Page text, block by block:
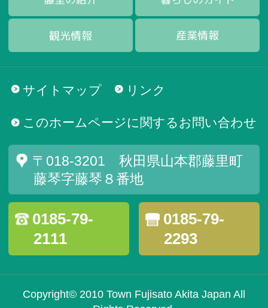
サイトマップ リンク
このホームページに関するお問い合わせ
〒018-3201 秋田県山本郡藤里町
藤琴字藤琴８番地
0185-79-
2111
0185-79-
2293
Copyright© 2010 Town Fujisato Akita Japan All